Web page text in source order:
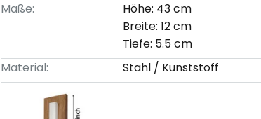
Maße:
Höhe: 43 cm
Breite: 12 cm
Tiefe: 5.5 cm
Material:
Stahl / Kunststoff